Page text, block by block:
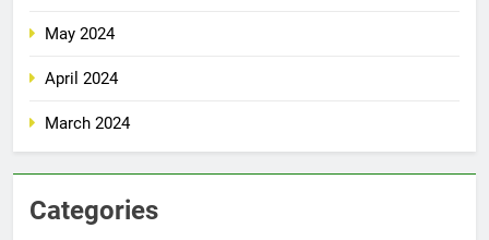
May 2024
April 2024
March 2024
Categories